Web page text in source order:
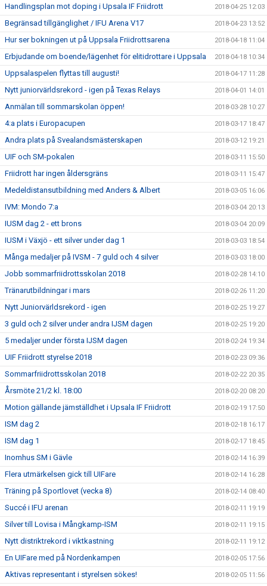
Handlingsplan mot doping i Upsala IF Friidrott 2018-04-25 12:03
Begränsad tillgänglighet / IFU Arena V17 2018-04-23 13:52
Hur ser bokningen ut på Uppsala Friidrottsarena 2018-04-18 11:04
Erbjudande om boende/lägenhet för elitidrottare i Uppsala 2018-04-18 10:34
Uppsalaspelen flyttas till augusti! 2018-04-17 11:28
Nytt juniorvärldsrekord - igen på Texas Relays 2018-04-01 14:01
Anmälan till sommarskolan öppen! 2018-03-28 10:27
4:a plats i Europacupen 2018-03-17 18:47
Andra plats på Svealandsmästerskapen 2018-03-12 19:21
UIF och SM-pokalen 2018-03-11 15:50
Friidrott har ingen åldersgräns 2018-03-11 15:47
Medeldistansutbildning med Anders & Albert 2018-03-05 16:06
IVM: Mondo 7:a 2018-03-04 20:13
IUSM dag 2 - ett brons 2018-03-04 20:09
IUSM i Växjö - ett silver under dag 1 2018-03-03 18:54
Många medaljer på IVSM - 7 guld och 4 silver 2018-03-03 18:00
Jobb sommarfriidrottsskolan 2018 2018-02-28 14:10
Tränarutbildningar i mars 2018-02-26 11:20
Nytt Juniorvärldsrekord - igen 2018-02-25 19:27
3 guld och 2 silver under andra IJSM dagen 2018-02-25 19:20
5 medaljer under första IJSM dagen 2018-02-24 19:34
UIF Friidrott styrelse 2018 2018-02-23 09:36
Sommarfriidrottsskolan 2018 2018-02-22 20:35
Årsmöte 21/2 kl. 18:00 2018-02-20 08:20
Motion gällande jämställdhet i Upsala IF Friidrott 2018-02-19 17:50
ISM dag 2 2018-02-18 16:17
ISM dag 1 2018-02-17 18:45
Inomhus SM i Gävle 2018-02-14 16:39
Flera utmärkelsen gick till UIFare 2018-02-14 16:28
Träning på Sportlovet (vecka 8) 2018-02-14 08:40
Succé i IFU arenan 2018-02-11 19:19
Silver till Lovisa i Mångkamp-ISM 2018-02-11 19:15
Nytt distriktrekord i viktkastning 2018-02-11 19:12
En UIFare med på Nordenkampen 2018-02-05 17:56
Aktivas representant i styrelsen sökes! 2018-02-05 11:56